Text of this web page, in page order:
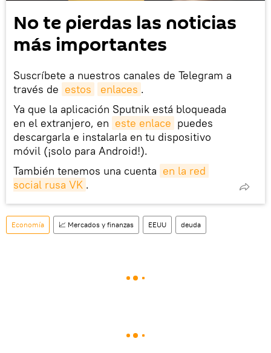
No te pierdas las noticias
más importantes
Suscríbete a nuestros canales de Telegram a
través de estos enlaces .
Ya que la aplicación Sputnik está bloqueada
en el extranjero, en este enlace puedes
descargarla e instalarla en tu dispositivo
móvil (¡solo para Android!).
También tenemos una cuenta en la red
social rusa VK .
Economía 📈 Mercados y finanzas EEUU deuda